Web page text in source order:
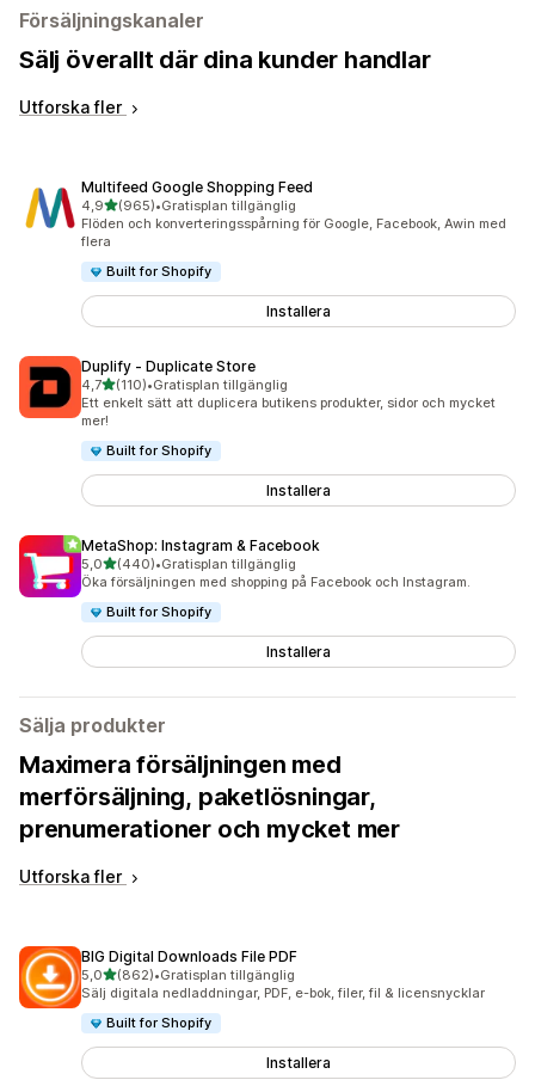
Försäljningskanaler
Sälj överallt där dina kunder handlar
Utforska fler
Multifeed Google Shopping Feed
4,9av 5 stjärnor
(965)
965 recensioner totalt
•Gratisplan tillgänglig
Flöden och konverteringsspårning för Google, Facebook, Awin med
flera
Built for Shopify
Installera
Duplify ‑ Duplicate Store
4,7av 5 stjärnor
(110)
110 recensioner totalt
•Gratisplan tillgänglig
Ett enkelt sätt att duplicera butikens produkter, sidor och mycket
mer!
Built for Shopify
Installera
MetaShop: Instagram & Facebook
5,0av 5 stjärnor
(440)
440 recensioner totalt
•Gratisplan tillgänglig
Öka försäljningen med shopping på Facebook och Instagram.
Built for Shopify
Installera
Sälja produkter
Maximera försäljningen med
merförsäljning, paketlösningar,
prenumerationer och mycket mer
Utforska fler
BIG Digital Downloads File PDF
5,0av 5 stjärnor
(862)
862 recensioner totalt
•Gratisplan tillgänglig
Sälj digitala nedladdningar, PDF, e-bok, filer, fil & licensnycklar
Built for Shopify
Installera